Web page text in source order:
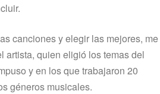
canciones y elegir las mejores, me
artista, quien eligió los temas del
y en los que trabajaron 20
géneros musicales.